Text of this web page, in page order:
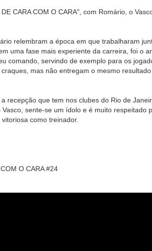
CARA COM O CARA", com Romário, o
relembram a época em que trabalharam
uma fase mais experiente da carreira, foi o
comando, servindo de exemplo para os
mas não entregam o mesmo
recepção que tem nos clubes do Rio de
sente-se um ídolo e é muito respeitado
como treinador.
O CARA #24